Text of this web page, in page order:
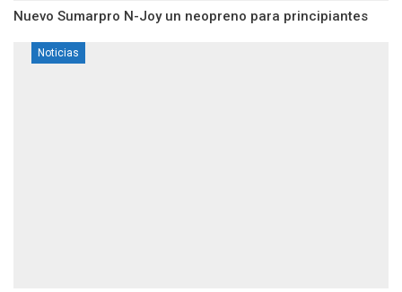
Nuevo Sumarpro N-Joy un neopreno para principiantes
Noticias